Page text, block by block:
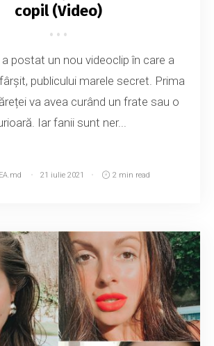
copil (Video)
postat un nou videoclip în care a
publicului marele secret. Prima
va avea curând un frate sau o
Iar fanii sunt ner...
EA.md 21 iulie 2021 2 min read